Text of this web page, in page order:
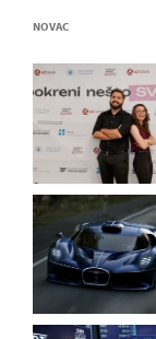
NOVAC